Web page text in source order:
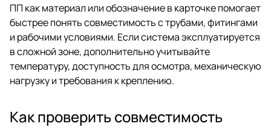
ПП как материал или обозначение в карточке помогает
быстрее понять совместимость с трубами, фитингами
и рабочими условиями. Если система эксплуатируется
в сложной зоне, дополнительно учитывайте
температуру, доступность для осмотра, механическую
нагрузку и требования к креплению.
Как проверить совместимость